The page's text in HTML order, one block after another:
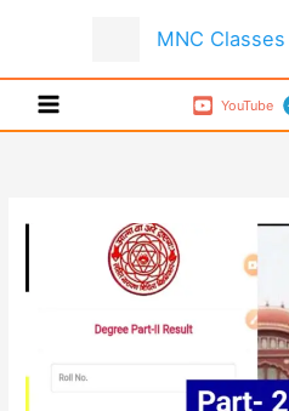
MNC
YouTube